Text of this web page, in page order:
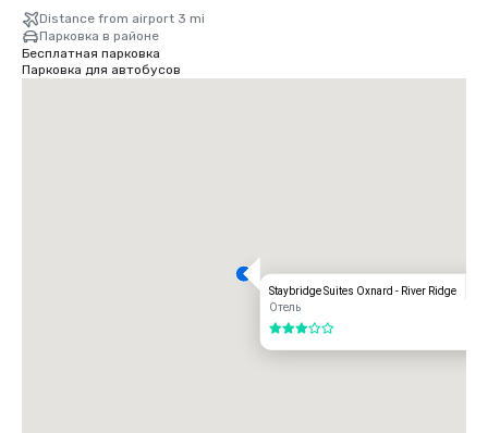
парковку справа.
Distance from airport 3 mi
Парковка в районе
Бесплатная парковка
Парковка для автобусов
Staybridge Suites Oxnard - River Ridge
Отель
3 из 5